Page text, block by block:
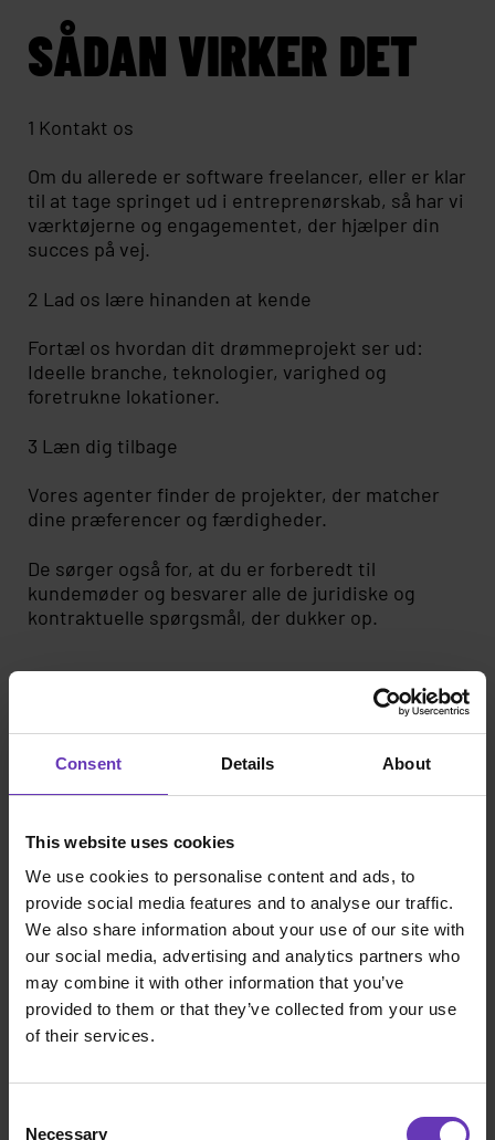
Consent Details About
This website uses cookies
We use cookies to personalise content and ads, to
provide social media features and to analyse our traffic.
We also share information about your use of our site with
our social media, advertising and analytics partners who
may combine it with other information that you’ve
provided to them or that they’ve collected from your use
of their services.
Necessary
SÅDAN VIRKER DET
1 Kontakt os
Om du allerede er software freelancer, eller er klar
til at tage springet ud i entreprenørskab, så har vi
værktøjerne og engagementet, der hjælper din
succes på vej.
2 Lad os lære hinanden at kende
Fortæl os hvordan dit drømmeprojekt ser ud:
Ideelle branche, teknologier, varighed og
foretrukne lokationer.
3 Læn dig tilbage
Vores agenter finder de projekter, der matcher
dine præferencer og færdigheder.
De sørger også for, at du er forberedt til
kundemøder og besvarer alle de juridiske og
kontraktuelle spørgsmål, der dukker op.
4 Sæt din pris
din egen timepris og fakturerer Witted i
slutkunden. Vi tager ingen kommission eller
andre mystiske gebyrer - vores service er 100%
gratis for vores talenter.
5 Lad os snakke!
Når det passer dig at tale om freelancing,
for dig. Vi tilbyder også at vejlede dig i, hvilke
der også er bud efter dig i fremtiden.